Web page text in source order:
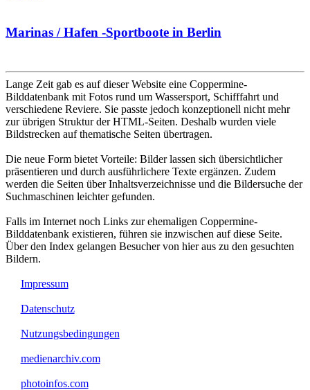
Marinas / Hafen -Sportboote in Berlin
Lange Zeit gab es auf dieser Website eine Coppermine-
Bilddatenbank mit Fotos rund um Wassersport, Schifffahrt und
verschiedene Reviere. Sie passte jedoch konzeptionell nicht mehr
zur übrigen Struktur der HTML-Seiten. Deshalb wurden viele
Bildstrecken auf thematische Seiten übertragen.
Die neue Form bietet Vorteile: Bilder lassen sich übersichtlicher
präsentieren und durch ausführlichere Texte ergänzen. Zudem
werden die Seiten über Inhaltsverzeichnisse und die Bildersuche der
Suchmaschinen leichter gefunden.
Falls im Internet noch Links zur ehemaligen Coppermine-
Bilddatenbank existieren, führen sie inzwischen auf diese Seite.
Über den Index gelangen Besucher von hier aus zu den gesuchten
Bildern.
Impressum
Datenschutz
Nutzungsbedingungen
medienarchiv.com
photoinfos.com